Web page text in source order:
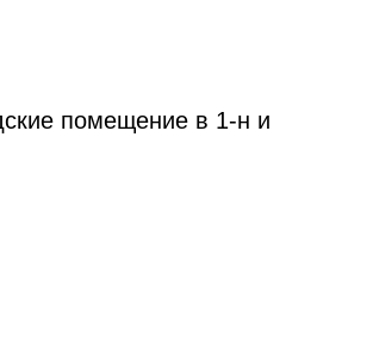
помещение в 1-н и